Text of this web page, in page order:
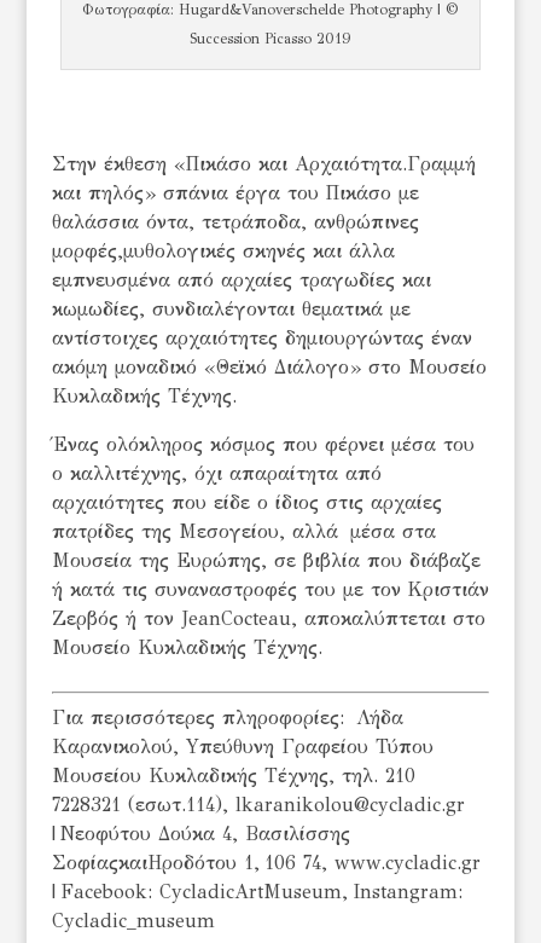
Φωτογραφία: Hugard&Vanoverschelde Photography | ©
Succession Picasso 2019
Στην έκθεση «Πικάσο και Αρχαιότητα.Γραμμή
και πηλός» σπάνια έργα του Πικάσο με
θαλάσσια όντα, τετράποδα, ανθρώπινες
μορφές,μυθολογικές σκηνές και άλλα
εμπνευσμένα από αρχαίες τραγωδίες και
κωμωδίες, συνδιαλέγονται θεματικά με
αντίστοιχες αρχαιότητες δημιουργώντας έναν
ακόμη μοναδικό «Θεϊκό Διάλογο» στο Μουσείο
Κυκλαδικής Τέχνης.
Ένας ολόκληρος κόσμος που φέρνει μέσα του
ο καλλιτέχνης, όχι απαραίτητα από
αρχαιότητες που είδε ο ίδιος στις αρχαίες
πατρίδες της Μεσογείου, αλλά μέσα στα
Μουσεία της Ευρώπης, σε βιβλία που διάβαζε
ή κατά τις συναναστροφές του με τον Kριστιάν
Ζερβός ή τον JeanCocteau, αποκαλύπτεται στο
Μουσείο Κυκλαδικής Τέχνης.
Για περισσότερες πληροφορίες: Λήδα
Καρανικολού, Yπεύθυνη Γραφείου Τύπου
Μουσείου Κυκλαδικής Τέχνης, τηλ. 210
7228321 (εσωτ.114), lkaranikolou@cycladic.gr
| Νεοφύτου Δούκα 4, Βασιλίσσης
ΣοφίαςκαιΗροδότου 1, 106 74, www.cycladic.gr
| Facebook: CycladicArtMuseum, Instangram:
Cycladic_museum